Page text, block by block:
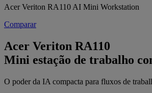
Acer Veriton RA110 AI Mini Workstation
Comparar
Acer Veriton RA110
Mini estação de trabalho
O poder da IA compacta para fluxos de